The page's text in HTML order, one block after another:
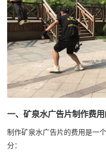
一、矿泉水广告片制作费
制作矿泉水广告片的费用是一
分：